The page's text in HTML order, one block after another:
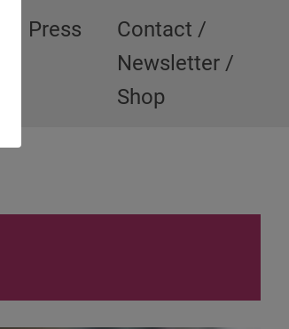
Press
Contact /
Newsletter /
Shop